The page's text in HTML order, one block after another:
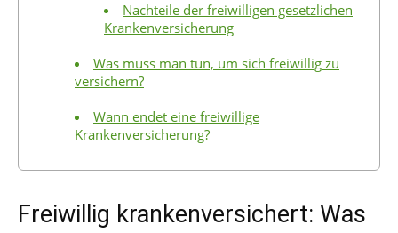
Nachteile der freiwilligen gesetzlichen
Krankenversicherung
Was muss man tun, um sich freiwillig zu
versichern?
Wann endet eine freiwillige
Krankenversicherung?
Freiwillig krankenversichert: Was